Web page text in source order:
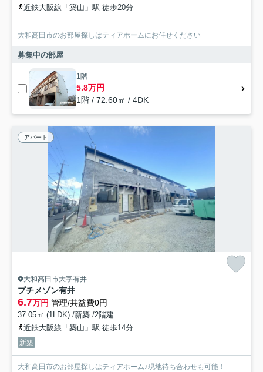
近鉄大阪線「築山」駅 徒歩20分
大和高田市のお部屋探しはティアホームにお任せください
募集中の部屋
1階
5.8万円
1階 / 72.60㎡ / 4DK
アパート
大和高田市大字有井
プチメゾン有井
6.7万円 管理/共益費0円
37.05㎡ (1LDK) /新築 /2階建
近鉄大阪線「築山」駅 徒歩14分
新築
大和高田市のお部屋探しはティアホーム♪現地待ち合わせも可能！